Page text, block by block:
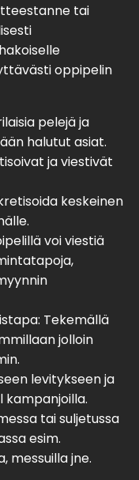
tai
oppipelin
pelejä ja
halutut asiat.
ja viestivät
keskeinen
voi viestiä
Tekemällä
jolloin
levitykseen ja
kampanjoilla.
tai suljetussa
esim.
messuilla jne.